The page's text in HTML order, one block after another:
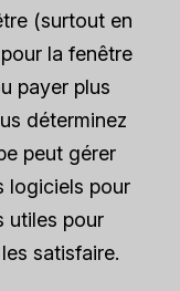
(surtout en
la fenêtre
payer plus
déterminez
peut gérer
logiciels pour
utiles pour
satisfaire.